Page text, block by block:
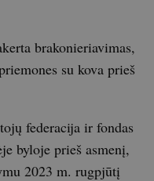
brakonieriavimas,
su kova prieš
federacija ir fondas
byloje prieš asmenį,
2023 m. rugpjūtį